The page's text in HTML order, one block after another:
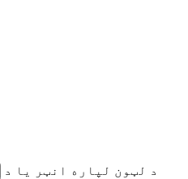
د لټون لپاره انټر یا د